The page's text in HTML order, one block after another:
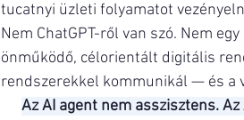
tucatnyi üzleti folyamatot
Nem ChatGPT-ről van szó. Nem
önműködő, célorientált digitális
rendszerekkel kommunikál — és a
Az AI agent nem asszisztens.